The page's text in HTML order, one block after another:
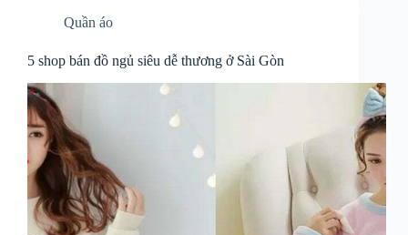
Quần áo
5 shop bán đồ ngủ siêu dễ thương ở Sài Gòn